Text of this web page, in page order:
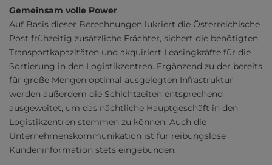
Gemeinsam volle Power
Auf Basis dieser Berechnungen lukriert die Österreichische
Post frühzeitig zusätzliche Frächter, sichert die benötigten
Transportkapazitäten und akquiriert Leasingkräfte für die
Sortierung in den Logistikzentren. Ergänzend zu der bereits
für große Mengen optimal ausgelegten Infrastruktur
werden außerdem die Schichtzeiten entsprechend
ausgeweitet, um das nächtliche Hauptgeschäft in den
Logistikzentren stemmen zu können. Auch die
Unternehmenskommunikation ist für reibungslose
Kundeninformation stets eingebunden.